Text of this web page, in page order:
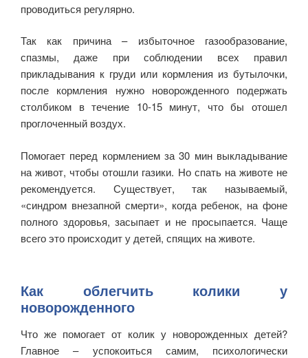
проводиться регулярно.
Так как причина – избыточное газообразование,
спазмы, даже при соблюдении всех правил
прикладывания к груди или кормления из бутылочки,
после кормления нужно новорожденного подержать
столбиком в течение 10-15 минут, что бы отошел
проглоченный воздух.
Помогает перед кормлением за 30 мин выкладывание
на живот, чтобы отошли газики. Но спать на животе не
рекомендуется. Существует, так называемый,
«синдром внезапной смерти», когда ребенок, на фоне
полного здоровья, засыпает и не просыпается. Чаще
всего это происходит у детей, спящих на животе.
Как облегчить колики у
новорожденного
Что же помогает от колик у новорожденных детей?
Главное – успокоиться самим, психологически